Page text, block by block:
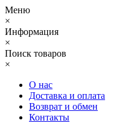
Меню
×
Информация
×
Поиск товаров
×
О нас
Доставка и оплата
Возврат и обмен
Контакты